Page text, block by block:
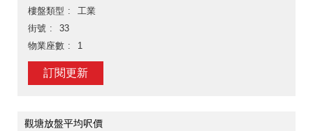
樓盤類型
工業
街號
33
物業座數
1
訂閱更新
觀塘放盤平均呎價